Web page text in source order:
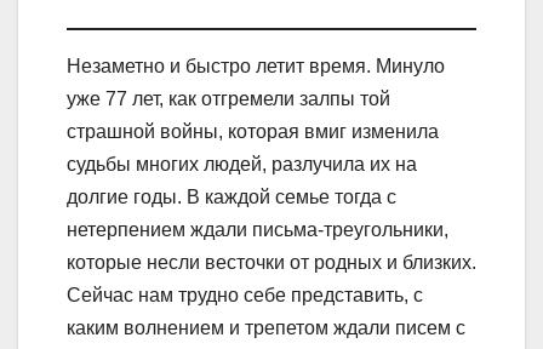
Незаметно и быстро летит время. Минуло
уже 77 лет, как отгремели залпы той
страшной войны, которая вмиг изменила
судьбы многих людей, разлучила их на
долгие годы. В каждой семье тогда с
нетерпением ждали письма-треугольники,
которые несли весточки от родных и близких.
Сейчас нам трудно себе представить, с
каким волнением и трепетом ждали писем с